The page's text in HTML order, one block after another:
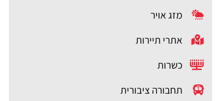
מזג אויר
אתרי תיירות
כשרות
תחבורה ציבורית